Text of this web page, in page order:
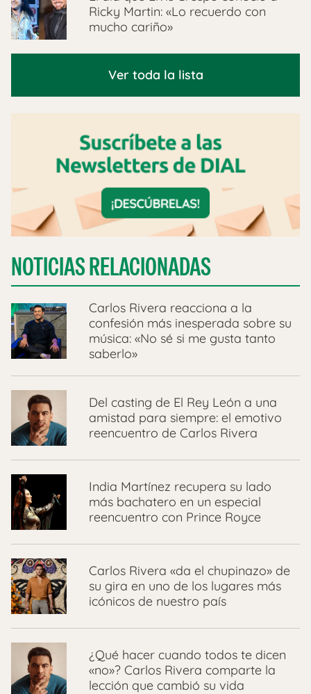
Ricky Martin: «Lo recuerdo con
mucho cariño»
Ver toda la lista
NOTICIAS RELACIONADAS
Carlos Rivera reacciona a la
confesión más inesperada sobre su
música: «No sé si me gusta tanto
saberlo»
Del casting de El Rey León a una
amistad para siempre: el emotivo
reencuentro de Carlos Rivera
India Martínez recupera su lado
más bachatero en un especial
reencuentro con Prince Royce
Carlos Rivera «da el chupinazo» de
su gira en uno de los lugares más
icónicos de nuestro país
¿Qué hacer cuando todos te dicen
«no»? Carlos Rivera comparte la
lección que cambió su vida